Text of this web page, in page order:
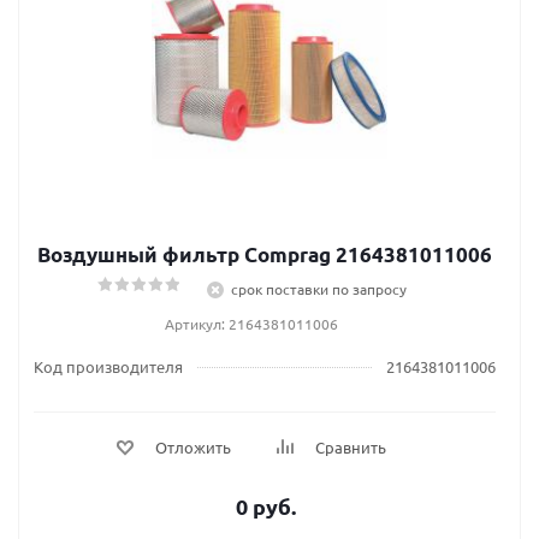
Воздушный фильтр Comprag 2164381011006
срок поставки по запросу
Артикул: 2164381011006
Код производителя 2164381011006
Отложить Сравнить
0 руб.